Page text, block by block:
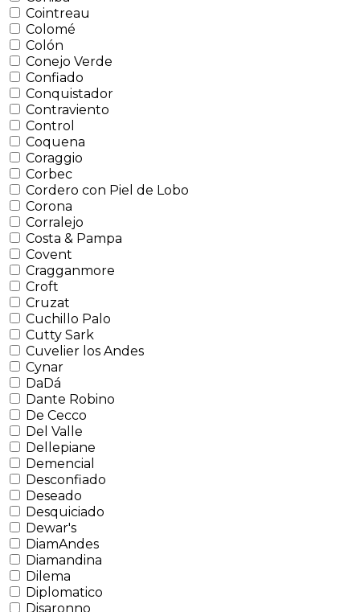
Cointreau
Colomé
Colón
Conejo Verde
Confiado
Conquistador
Contraviento
Control
Coquena
Coraggio
Corbec
Cordero con Piel de Lobo
Corona
Corralejo
Costa & Pampa
Covent
Cragganmore
Croft
Cruzat
Cuchillo Palo
Cutty Sark
Cuvelier los Andes
Cynar
DaDá
Dante Robino
De Cecco
Del Valle
Dellepiane
Demencial
Desconfiado
Deseado
Desquiciado
Dewar's
DiamAndes
Diamandina
Dilema
Diplomatico
Disaronno